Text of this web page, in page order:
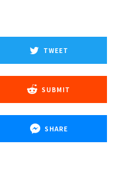
TWEET
SUBMIT
SHARE